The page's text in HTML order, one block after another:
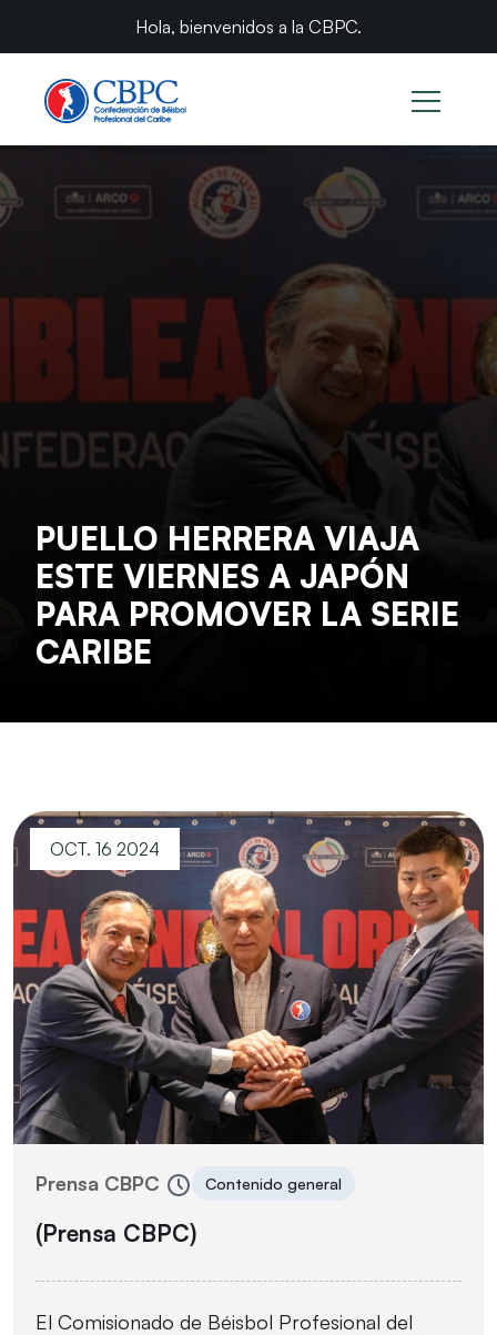
Hola, bienvenidos a la CBPC.
PUELLO HERRERA VIAJA
ESTE VIERNES A JAPÓN
PARA PROMOVER LA SERIE
CARIBE
OCT. 16 2024
Prensa CBPC Contenido general
(Prensa CBPC)
El Comisionado de Béisbol Profesional del